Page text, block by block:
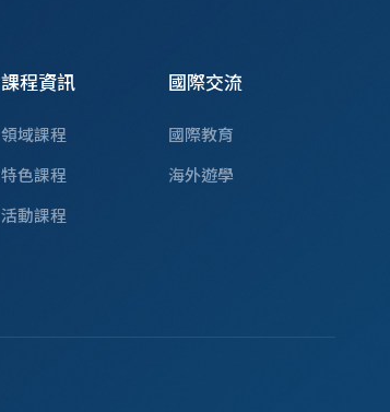
課程資訊
領域課程
特色課程
活動課程
國際交流
國際教育
海外遊學